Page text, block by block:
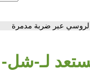
الروسي عبر ضربة مدمرة
لـ-شل-